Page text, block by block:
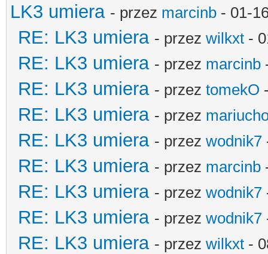
LK3 umiera - przez marcinb - 01-
RE: LK3 umiera - przez wilkxt -
RE: LK3 umiera - przez marcinb
RE: LK3 umiera - przez tomekO
RE: LK3 umiera - przez
RE: LK3 umiera - przez wodnik7
RE: LK3 umiera - przez marcinb
RE: LK3 umiera - przez wodnik7
RE: LK3 umiera - przez wodnik7
RE: LK3 umiera - przez wilkxt -